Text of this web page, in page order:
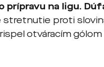
na ligu.
proti
otváracím gólom